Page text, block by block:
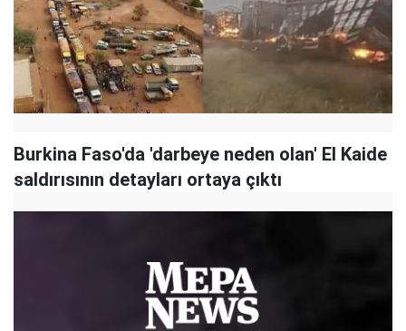
Burkina Faso'da 'darbeye neden olan' El Kaide
saldırısının detayları ortaya çıktı